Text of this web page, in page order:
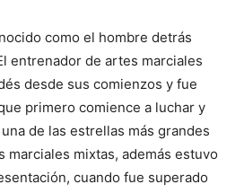
como el hombre detrás
entrenador de artes marciales
desde sus comienzos y fue
primero comience a luchar y
de las estrellas más grandes
marciales mixtas, además estuvo
cuando fue superado